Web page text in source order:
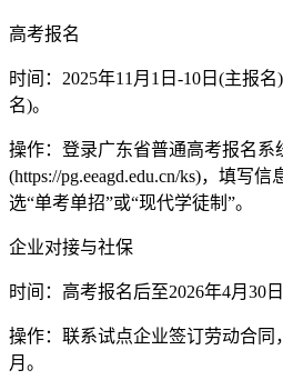
高考报名
时间：2025年11月1日-10日(主报
名)。
操作：登录广东省普通高考报名系
(https://pg.eeagd.edu.cn/ks)，填写
选“单考单招”或“现代学徒制”。
企业对接与社保
时间：高考报名后至2026年4月30日
操作：联系试点企业签订劳动合同
月。